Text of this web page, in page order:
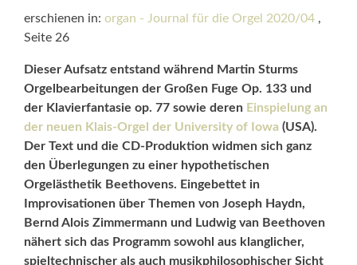
erschienen in: organ - Journal für die Orgel 2020/04 ,
Seite 26
Dieser Aufsatz entstand während Martin Sturms
Orgelbearbeitungen der Großen Fuge Op. 133 und
der Klavierfantasie op. 77 sowie deren Einspielung an
der neuen Klais-Orgel der University of Iowa (USA).
Der Text und die CD-Produktion widmen sich ganz
den Überlegungen zu einer hypothetischen
Orgelästhetik Beethovens. Eingebettet in
Improvisationen über Themen von Joseph Haydn,
Bernd Alois Zimmermann und Ludwig van Beethoven
nähert sich das Programm sowohl aus klanglicher,
spieltechnischer als auch musikphilosophischer Sicht